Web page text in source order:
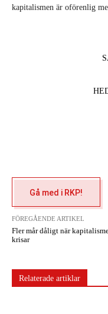
kapitalismen är oförenlig
Gå med i RKP!
FÖREGÅENDE ARTIKEL
Fler mår dåligt när
krisar
Relaterade artiklar